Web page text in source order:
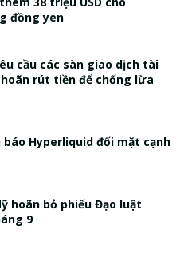
đồng yen
cầu các sàn giao dịch tài
rút tiền để chống lừa
báo Hyperliquid đối mặt cạnh
hoãn bỏ phiếu Đạo luật
9